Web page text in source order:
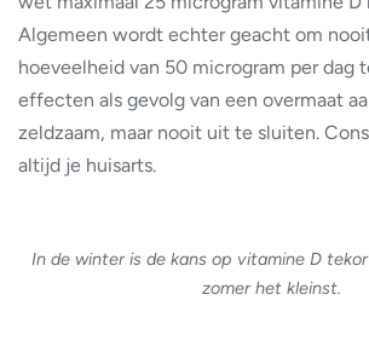
Algemeen wordt echter geacht om
hoeveelheid van 50 microgram per dag
effecten als gevolg van een overmaat
zeldzaam, maar nooit uit te sluiten.
altijd je huisarts.
In de winter is de kans op vitamine D
zomer het kleinst.